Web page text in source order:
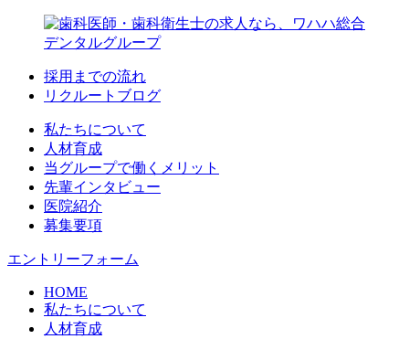
採用までの流れ
リクルートブログ
私たちについて
人材育成
当グループで働くメリット
先輩インタビュー
医院紹介
募集要項
エントリーフォーム
HOME
私たちについて
人材育成